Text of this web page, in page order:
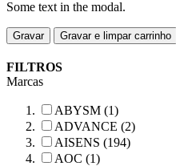
Some text in the modal.
Gravar Gravar e limpar carrinho
FILTROS
Marcas
ABYSM (1)
ADVANCE (2)
AISENS (194)
AOC (1)